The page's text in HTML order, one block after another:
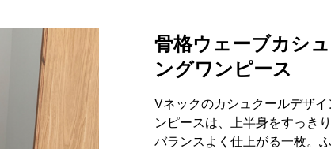
骨格ウェーブカシ
ングワンピース
Vネックのカシュクールデザ
ンピースは、上半身をすっき
バランスよく仕上がる一枚。